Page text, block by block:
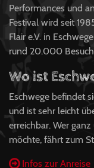
Performances und
Festival wird seit
Flair e.V. in
rund 20.000
Wo ist
Eschwege befindet
und ist sehr leicht
erreichbar. Wer
möchte, fährt zum
Infos zur Anreise